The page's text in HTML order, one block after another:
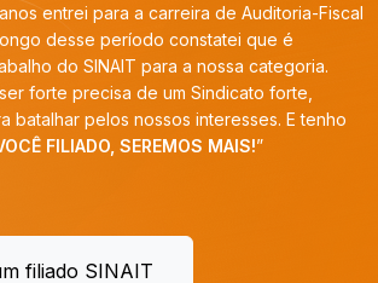
entrei para a carreira de Auditoria-Fiscal
desse período constatei que é
do SINAIT para a nossa categoria.
forte precisa de um Sindicato forte,
batalhar pelos nossos interesses. E tenho
FILIADO, SEREMOS MAIS!”
filiado SINAIT